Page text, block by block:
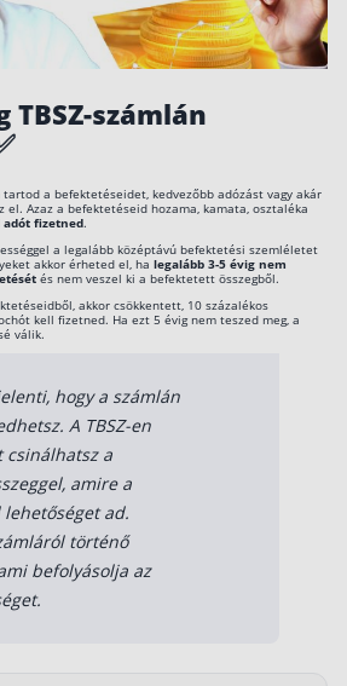
vásárlás
Befektetési alapok
TBSZ számla
kisokos 👶
felhasználású hitel
Hitelkiváltás
hitel
számlán
a befektetéseidet, kedvezőbb adózást vagy akár
Azaz a befektetéseid hozama, kamata, osztaléka
adót fizetned.
a legalább középtávú befektetési szemléletet
akkor érheted el, ha legalább 3-5 évig nem
és nem veszel ki a befektetett összegből.
akkor csökkentett, 10 százalékos
kell fizetned. Ha ezt 5 évig nem teszed meg, a
válik.
hogy a számlán
A TBSZ-en
a
amire a
ad.
történő
befolyásolja az